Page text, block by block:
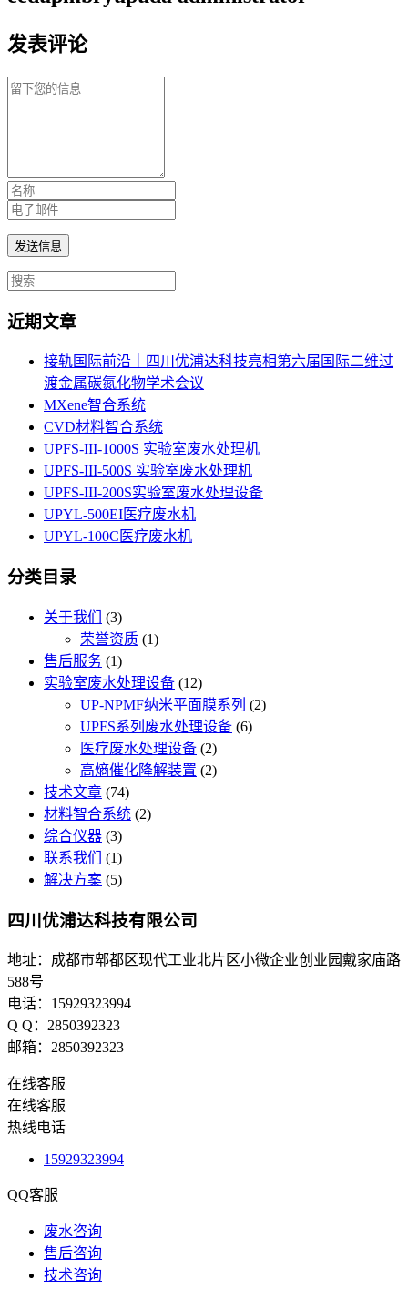
发表评论
近期文章
接轨国际前沿｜四川优浦达科技亮相第六届国际二维过
渡金属碳氮化物学术会议
MXene智合系统
CVD材料智合系统
UPFS-III-1000S 实验室废水处理机
UPFS-III-500S 实验室废水处理机
UPFS-III-200S实验室废水处理设备
UPYL-500EI医疗废水机
UPYL-100C医疗废水机
分类目录
关于我们
(3)
荣誉资质 (1)
售后服务 (1)
实验室废水处理设备 (12)
UP-NPMF纳米平面膜系列 (2)
UPFS系列废水处理设备 (6)
医疗废水处理设备 (2)
高熵催化降解装置 (2)
技术文章 (74)
材料智合系统 (2)
综合仪器 (3)
联系我们
(1)
解决方案 (5)
四川优浦达科技有限公司
地址：成都市郫都区现代工业北片区小微企业创业园戴家庙路
588号
电话：15929323994
Q Q：2850392323
邮箱：2850392323
在线客服
在线客服
热线电话
15929323994
QQ客服
废水咨询
售后咨询
技术咨询